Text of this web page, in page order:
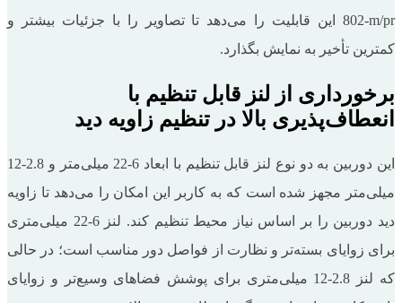
802-m/pr این قابلیت را می‌دهد تا تصاویر را با جزئیات بیشتر و
کمترین تأخیر به نمایش بگذارد.
برخورداری از لنز قابل تنظیم با
انعطاف‌پذیری بالا در تنظیم زاویه دید
این دوربین به دو نوع لنز قابل تنظیم با ابعاد 6-22 میلی‌متر و 2.8-12
میلی‌متر مجهز شده است که به کاربر این امکان را می‌دهد تا زاویه
دید دوربین را بر اساس نیاز محیط تنظیم کند. لنز 6-22 میلی‌متری
برای زوایای بسته‌تر و نظارت از فواصل دور مناسب است؛ در حالی
که لنز 2.8-12 میلی‌متری برای پوشش فضاهای وسیع‌تر و زوایای